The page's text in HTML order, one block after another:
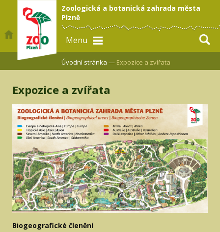
Zoologická a botanická zahrada města
Plzně
Menu
Úvodní stránka — Expozice a zvířata
Expozice a zvířata
Biogeografické členění